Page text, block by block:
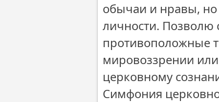
обычаи и нравы,
личности. Позволю
противоположные
мировоззрении
церковному
Симфония